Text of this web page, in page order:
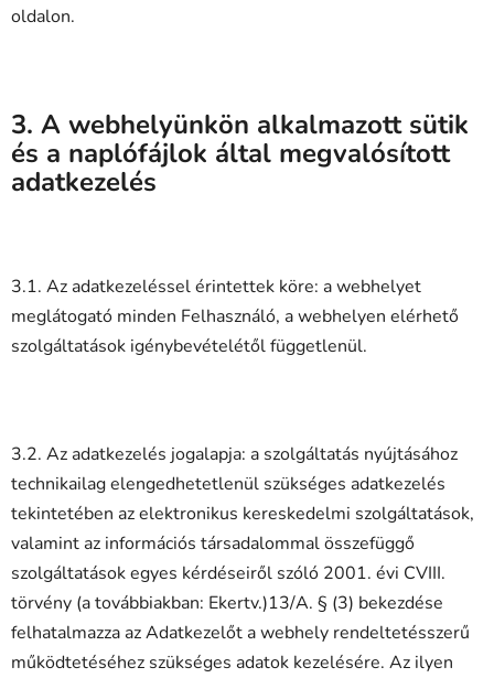
oldalon.
3. A webhelyünkön alkalmazott sütik
és a naplófájlok által megvalósított
adatkezelés
3.1. Az adatkezeléssel érintettek köre: a webhelyet
meglátogató minden Felhasználó, a webhelyen elérhető
szolgáltatások igénybevételétől függetlenül.
3.2. Az adatkezelés jogalapja: a szolgáltatás nyújtásához
technikailag elengedhetetlenül szükséges adatkezelés
tekintetében az elektronikus kereskedelmi szolgáltatások,
valamint az információs társadalommal összefüggő
szolgáltatások egyes kérdéseiről szóló 2001. évi CVIII.
törvény (a továbbiakban: Ekertv.)13/A. § (3) bekezdése
felhatalmazza az Adatkezelőt a webhely rendeltetésszerű
működtetéséhez szükséges adatok kezelésére. Az ilyen